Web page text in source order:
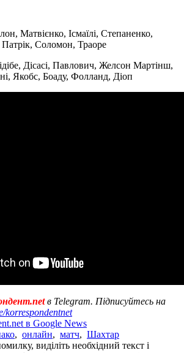
Матвієнко, Ісмаїлі, Степаненко,
Соломон, Траоре
Дісасі, Павлович, Желсон Мартінш,
Якобс, Боаду, Фолланд, Діоп
в Telegram. Підписуйтесь на
korrespondentnet
в Google News
, онлайн, матч, Шахтар
виділіть необхідний текст і